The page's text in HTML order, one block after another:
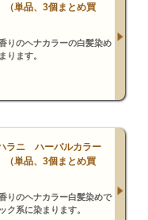
（単品、3個まとめ買
りのヘナカラーの白髪染め
ります。
ラニ ハーバルカラー
（単品、3個まとめ買
りのヘナカラー白髪染めで
ク系に染まります。